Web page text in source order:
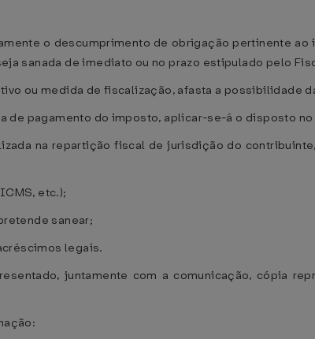
o descumprimento de obrigação pertinente
sanada de imediato ou no prazo estipulado pelo
ou medida de fiscalização, afasta a possibilidade
de pagamento do imposto, aplicar-se-á o disposto
na repartição fiscal de jurisdição do
etc.);
sanear;
legais.
juntamente com a comunicação, cópia